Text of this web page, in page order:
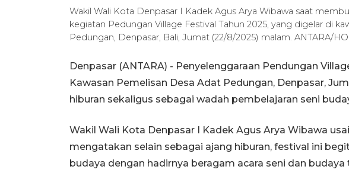
Wakil Wali Kota Denpasar I Kadek Agus Arya Wibawa saat
kegiatan Pedungan Village Festival Tahun 2025, yang digelar di
Pedungan, Denpasar, Bali, Jumat (22/8/2025) malam. ANTARA/
Denpasar (ANTARA) - Penyelenggaraan Pendungan
Kawasan Pemelisan Desa Adat Pedungan, Denpasar,
hiburan sekaligus sebagai wadah pembelajaran seni
Wakil Wali Kota Denpasar I Kadek Agus Arya Wibawa
mengatakan selain sebagai ajang hiburan, festival ini
budaya dengan hadirnya beragam acara seni dan